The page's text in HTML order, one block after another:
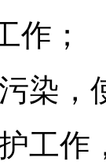
作；
染，
工作